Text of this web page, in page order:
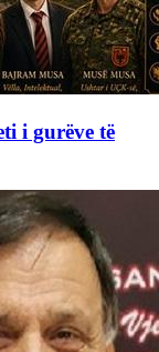
i gurëve të